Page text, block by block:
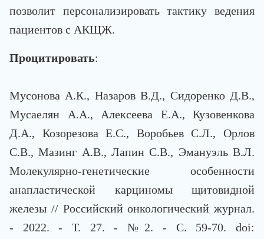
позволит персонализировать тактику ведения
пациентов с АКЩЖ.
Процитировать:
Мусонова А.К., Назаров В.Д., Сидоренко Д.В.,
Мусаелян А.А., Алексеева Е.А., Кузовенкова
Д.А., Козорезова Е.С., Воробьев С.Л., Орлов
С.В., Мазинг А.В., Лапин С.В., Эмануэль В.Л.
Молекулярно-генетические особенности
анапластической карциномы щитовидной
железы // Российский онкологический журнал.
- 2022. - Т. 27. - №2. - C. 59-70. doi: